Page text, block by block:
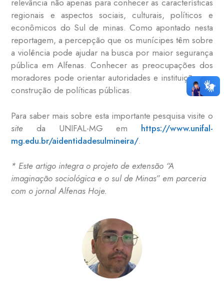
relevância não apenas para conhecer as características
regionais e aspectos sociais, culturais, políticos e
econômicos do Sul de minas. Como apontado nesta
reportagem, a percepção que os munícipes têm sobre
a violência pode ajudar na busca por maior segurança
pública em Alfenas. Conhecer as preocupações dos
moradores pode orientar autoridades e instituições na
construção de políticas públicas.
Para saber mais sobre esta importante pesquisa visite o
site da UNIFAL-MG em https://www.unifal-
mg.edu.br/aidentidadesulmineira/.
* Este artigo integra o projeto de extensão “A
imaginação sociológica e o sul de Minas” em parceria
com o jornal Alfenas Hoje.